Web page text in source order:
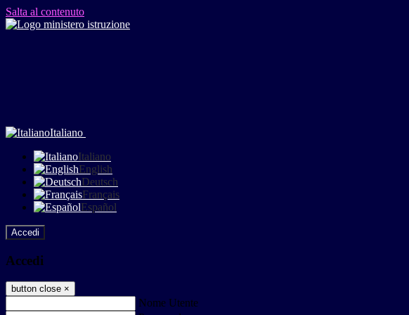
Salta al contenuto
Italiano
Italiano
English
Deutsch
Français
Español
Accedi
Accedi
button close ×
Nome Utente